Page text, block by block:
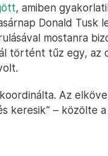
, amiben
Donald Tusk
mostanra
történt tűz egy, az
Az
keresik” – közölte